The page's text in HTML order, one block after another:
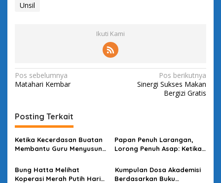
Unsil
Ikuti Kami
N
a
i
g
a
i
Pos sebelumnya
Matahari Kembar
Pos berikutnya
Sinergi Sukses Makan
Bergizi Gratis
Posting Terkait
Ketika Kecerdasan Buatan
Membantu Guru Menyusun
Papan Penuh Larangan,
Lorong Penuh Asap: Ketika
Kuasanya
Bung Hatta Melihat
Koperasi Merah Putih Hari
Kumpulan Dosa Akademisi
Berdasarkan Buku